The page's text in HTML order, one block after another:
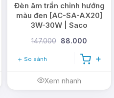
Đèn âm trần chỉnh hướng
màu đen [AC-SA-AX20]
3W-30W | Saco
147.000 88.000
So sánh
Xem nhanh